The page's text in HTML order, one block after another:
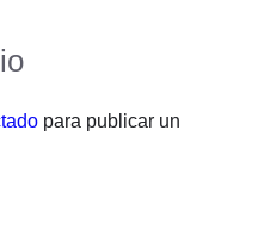
para publicar un